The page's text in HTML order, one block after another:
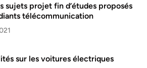
sujets projet fin d’études proposés
télécommunication
sur les voitures électriques